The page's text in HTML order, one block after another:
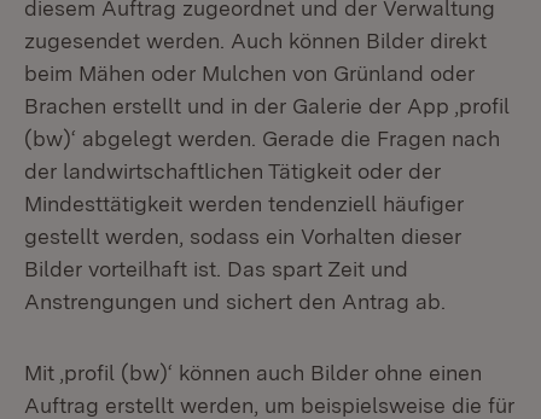
diesem Auftrag zugeordnet und der Verwaltung
zugesendet werden. Auch können Bilder direkt
beim Mähen oder Mulchen von Grünland oder
Brachen erstellt und in der Galerie der App ,profil
(bw)‘ abgelegt werden. Gerade die Fragen nach
der landwirtschaftlichen Tätigkeit oder der
Mindesttätigkeit werden tendenziell häufiger
gestellt werden, sodass ein Vorhalten dieser
Bilder vorteilhaft ist. Das spart Zeit und
Anstrengungen und sichert den Antrag ab.
Mit ,profil (bw)‘ können auch Bilder ohne einen
Auftrag erstellt werden, um beispielsweise die für